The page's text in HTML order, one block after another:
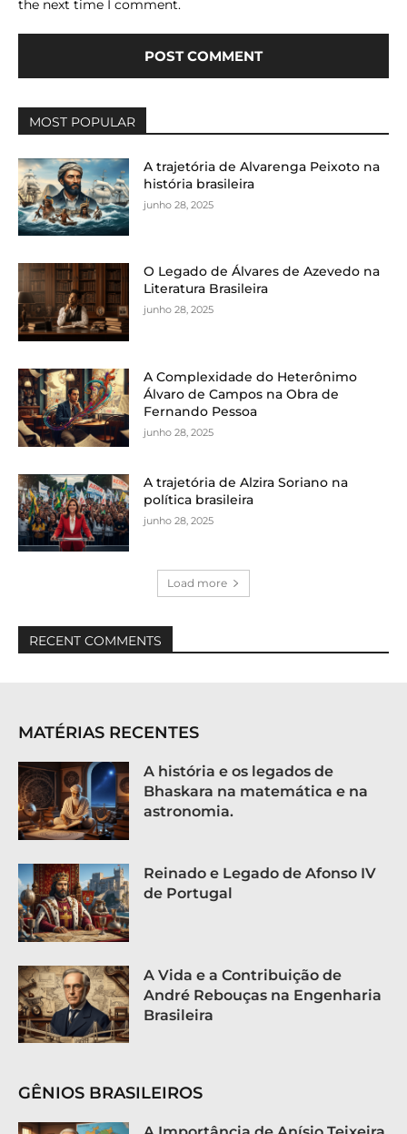
the next time I comment.
MOST POPULAR
A trajetória de Alvarenga Peixoto na
história brasileira
junho 28, 2025
O Legado de Álvares de Azevedo na
Literatura Brasileira
junho 28, 2025
A Complexidade do Heterônimo
Álvaro de Campos na Obra de
Fernando Pessoa
junho 28, 2025
A trajetória de Alzira Soriano na
política brasileira
junho 28, 2025
Load more
RECENT COMMENTS
MATÉRIAS RECENTES
A história e os legados de
Bhaskara na matemática e na
astronomia.
Reinado e Legado de Afonso IV
de Portugal
A Vida e a Contribuição de
André Rebouças na Engenharia
Brasileira
GÊNIOS BRASILEIROS